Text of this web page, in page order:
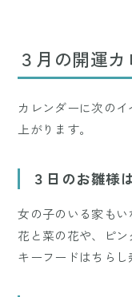
３月の開運
カレンダーに次の
上がります。
３日のお雛様
女の子のいる家も
花と菜の花や、ピ
キーフードはちらし